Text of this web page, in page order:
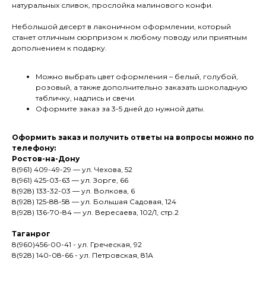
натуральных сливок, прослойка малинового конфи.
Небольшой десерт в лаконичном оформлении, который
станет отличным сюрпризом к любому поводу или приятным
дополнением к подарку.
Можно выбрать цвет оформления – белый, голубой,
розовый, а также дополнительно заказать шоколадную
табличку, надпись и свечи.
Оформите заказ за 3-5 дней до нужной даты.
Оформить заказ и получить ответы на вопросы можно по
телефону:
Ростов-на-Дону
8(961) 409-49-29 — ул. Чехова, 52
8(961) 425-03-63 — ул. Зорге, 66
8(928) 133-32-03 — ул. Волкова, 6
8(928) 125-88-58 — ул. Большая Садовая, 124
8(928) 136-70-84 — ул. Вересаева, 102/1, стр.2
Таганрог
8(960)456-00-41 - ул. Греческая, 92
8(928) 140-08-66 - ул. Петровская, 81А